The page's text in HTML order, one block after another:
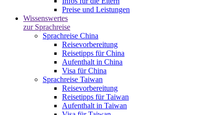
Preise und Leistungen
Wissenswertes
zur Sprachreise
Sprachreise China
Reisevorbereitung
Reisetipps für China
Aufenthalt in China
Visa für China
Sprachreise Taiwan
Reisevorbereitung
Reisetipps für Taiwan
Aufenthalt in Taiwan